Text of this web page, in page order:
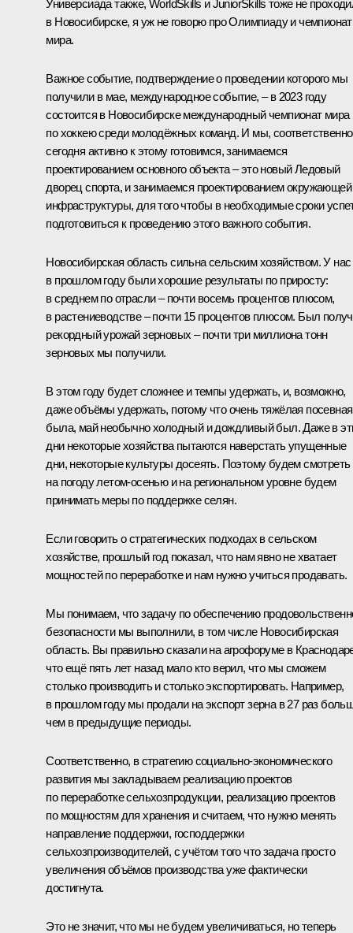
Универсиада также, WorldSkills и JuniorSkills тоже не
в Новосибирске, я уж не говорю про Олимпиаду и чемпионат
мира.
Важное событие, подтверждение о проведении которого мы
получили в мае, международное событие, – в 2023 году
состоится в Новосибирске международный чемпионат мира
по хоккею среди молодёжных команд. И мы,
сегодня активно к этому готовимся, занимаемся
проектированием основного объекта – это новый Ледовый
дворец спорта, и занимаемся проектированием окружающей
инфраструктуры, для того чтобы в необходимые сроки
подготовиться к проведению этого важного события.
Новосибирская область сильна сельским хозяйством. У нас
в прошлом году были хорошие результаты по приросту:
в среднем по отрасли – почти восемь процентов плюсом,
в растениеводстве – почти 15 процентов плюсом. Был
рекордный урожай зерновых – почти три миллиона тонн
зерновых мы получили.
В этом году будет сложнее и темпы удержать, и, возможно,
даже объёмы удержать, потому что очень тяжёлая посевная
была, май необычно холодный и дождливый был. Даже в
дни некоторые хозяйства пытаются наверстать упущенные
дни, некоторые культуры досеять. Поэтому будем смотреть
на погоду летом-осенью и на региональном уровне будем
принимать меры по поддержке селян.
Если говорить о стратегических подходах в сельском
хозяйстве, прошлый год показал, что нам явно не хватает
мощностей по переработке и нам нужно учиться продавать.
Мы понимаем, что задачу по обеспечению
безопасности мы выполнили, в том числе Новосибирская
область. Вы правильно сказали на агрофоруме в
что ещё пять лет назад мало кто верил, что мы сможем
столько производить и столько экспортировать. Например,
в прошлом году мы продали на экспорт зерна в 27 раз
чем в предыдущие периоды.
Соответственно, в стратегию социально-экономического
развития мы закладываем реализацию проектов
по переработке сельхозпродукции, реализацию проектов
по мощностям для хранения и считаем, что нужно менять
направление поддержки, господдержки
сельхозпроизводителей, с учётом того что задача просто
увеличения объёмов производства уже фактически
достигнута.
Это не значит, что мы не будем увеличиваться, но теперь